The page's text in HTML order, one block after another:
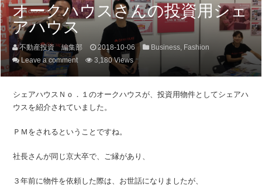
オークハウスさんの投資用シェ
アハウス
不動産投資 編集部 2018-10-06 Business, Fashion
Leave a comment
3,180 Views
シェアハウスＮｏ．１のオークハウスが、投資用物件としてシェアハ
ウスを紹介されていました。
ＰＭをされるということですね。
社長さんが同じ京大卒で、ご縁があり、
３年前に物件を依頼した際は、お世話になりましたが、